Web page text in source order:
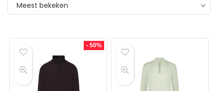
Meest bekeken
- 50%